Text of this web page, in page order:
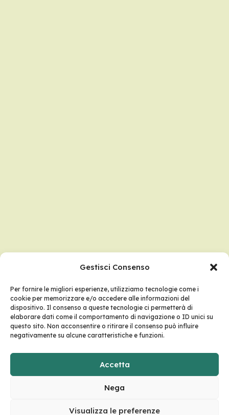
Gestisci Consenso
Per fornire le migliori esperienze, utilizziamo tecnologie come i
cookie per memorizzare e/o accedere alle informazioni del
dispositivo. Il consenso a queste tecnologie ci permetterà di
elaborare dati come il comportamento di navigazione o ID unici su
questo sito. Non acconsentire o ritirare il consenso può influire
negativamente su alcune caratteristiche e funzioni.
Accetta
Nega
Visualizza le preferenze